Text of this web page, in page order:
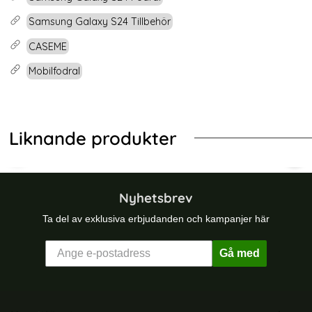
Samsung Galaxy S24 Tillbehör
CASEME
Mobilfodral
Liknande produkter
Galaxy S26 Ultra 2-PACK Skärmskydd Heltäckande Härdat
CASEME Samsung Galaxy S25 Skal
Nyhetsbrev
Ta del av exklusiva erbjudanden och kampanjer här
Gå med